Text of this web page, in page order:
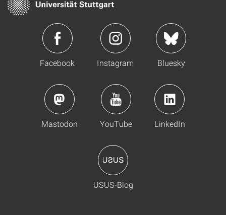
Facebook Instagram Bluesky
Mastodon YouTube LinkedIn
USUS-Blog